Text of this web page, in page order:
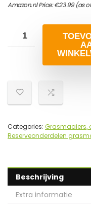
Amazon.nl Price:€23.99(as
Categories: Grasmaaiers,
Reserveonderdelen
Beschrijving
Extra informatie